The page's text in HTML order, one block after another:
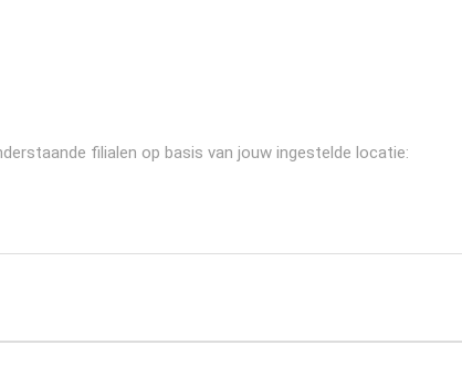
filialen op basis van jouw ingestelde locatie: